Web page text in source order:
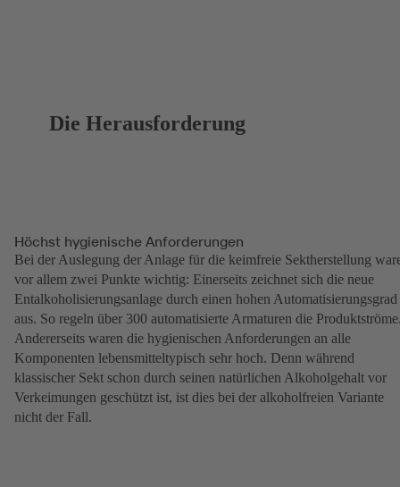
Die Herausforderung
Höchst hygienische Anforderungen
Bei der Auslegung der Anlage für die keimfreie Sektherstellung
vor allem zwei Punkte wichtig: Einerseits zeichnet sich die neue
Entalkoholisierungsanlage durch einen hohen Automatisierungsgrad
aus. So regeln über 300 automatisierte Armaturen die
Andererseits waren die hygienischen Anforderungen an alle
Komponenten lebensmitteltypisch sehr hoch. Denn während
klassischer Sekt schon durch seinen natürlichen Alkoholgehalt vor
Verkeimungen geschützt ist, ist dies bei der alkoholfreien Variante
nicht der Fall.